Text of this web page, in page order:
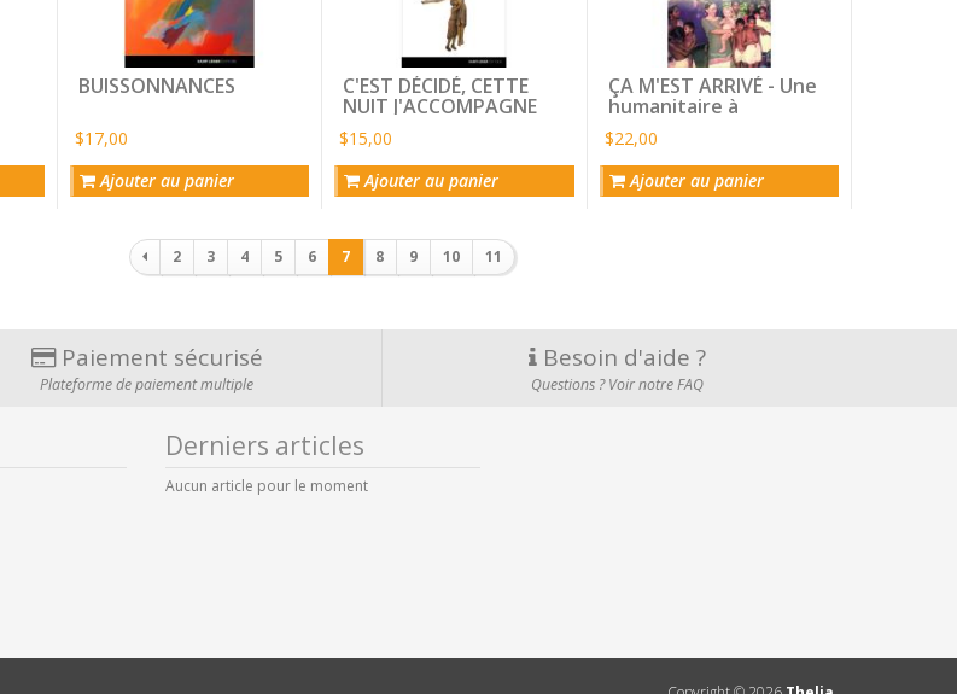
BUISSONNANCES
$17,00
Ajouter au panier
C'EST DÉCIDÉ, CETTE
NUIT J'ACCOMPAGNE
NICODÈME - Que
vaudrait la foi sans
l'amitié avec Jésus ?
$15,00
Ajouter au panier
ÇA M'EST ARRIVÉ - Une
humanitaire à
l'épreuve de la vie
$22,00
Ajouter au panier
Pagination
2 3 4 5 6 7 8 9 10 11
Paiement sécurisé
Plateforme de paiement multiple
Besoin d'aide ?
Questions ? Voir notre FAQ
Derniers articles
Aucun article pour le moment